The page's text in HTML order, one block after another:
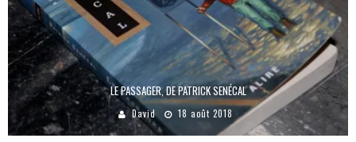
LE PASSAGER, DE PATRICK SENÉCAL
David 18 août 2018